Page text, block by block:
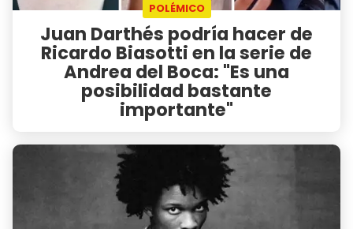
POLÉMICO
Juan Darthés podría hacer de
Ricardo Biasotti en la serie de
Andrea del Boca: "Es una
posibilidad bastante
importante"